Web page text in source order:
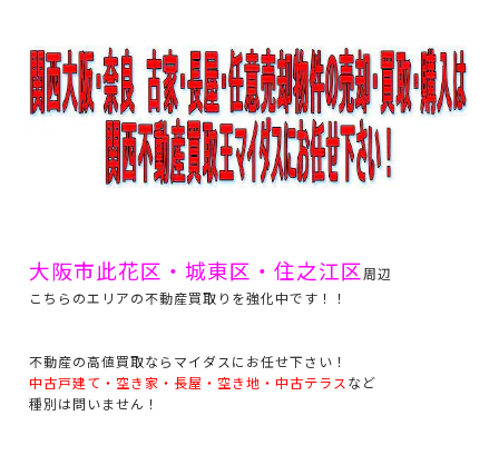
大阪市此花区・城東区・住之江区周辺
こちらのエリアの不動産買取りを強化中です！！
不動産の高値買取ならマイダスにお任せ下さい！
中古戸建て・空き家・長屋・空き地・中古テラス など
種別は問いません！